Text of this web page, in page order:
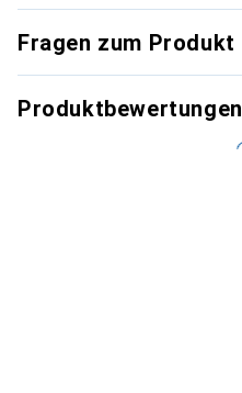
Fragen zum Produkt
Produktbewertungen